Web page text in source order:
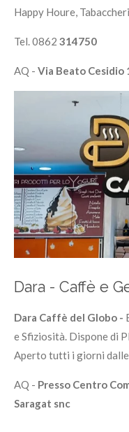
Happy Houre,
Tel. 0862 314750
AQ - Via Beato Cesidio
Dara - Caffè e
Dara Caffè del Globo -
e Sfiziosità. Dispone di
Aperto tutti i giorni
AQ - Presso Centro
Saragat snc